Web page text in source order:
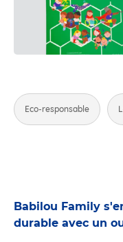
Eco-responsable
Babilou Family
durable avec un